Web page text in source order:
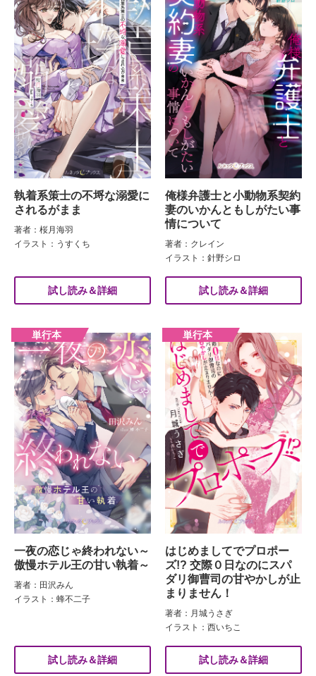
執着系策士の不埒な溺愛に
されるがまま
著者：桜月海羽
イラスト：うすくち
試し読み＆詳細
俺様弁護士と小動物系契約
妻のいかんともしがたい事
情について
著者：クレイン
イラスト：針野シロ
試し読み＆詳細
一夜の恋じゃ終われない～
傲慢ホテル王の甘い執着～
著者：田沢みん
イラスト：蜂不二子
試し読み＆詳細
はじめましてでプロポー
ズ!? 交際０日なのにスパ
ダリ御曹司の甘やかしが止
まりません！
著者：月城うさぎ
イラスト：西いちこ
試し読み＆詳細